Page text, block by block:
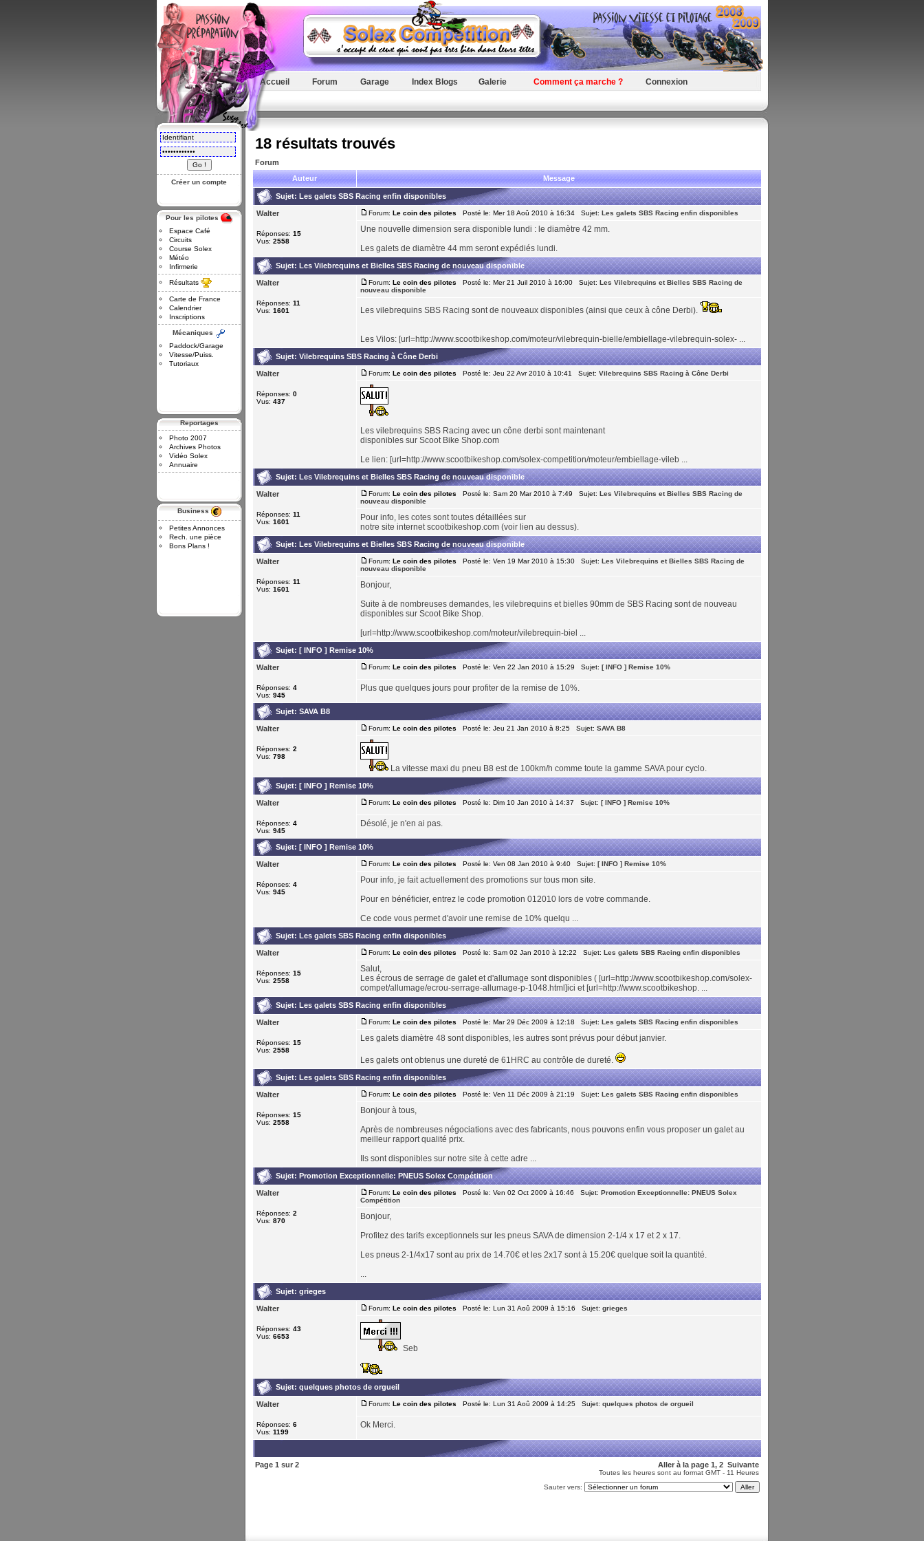
Créer un compte
Pour les pilotes
Espace Café
Circuits
Course Solex
Météo
Infirmerie
Résultats
Carte de France
Calendrier
Inscriptions
Mécaniques
Paddock/Garage
Vitesse/Puiss.
Tutoriaux
Reportages
Photo 2007
Archives Photos
Vidéo Solex
Annuaire
Business
Petites Annonces
Rech. une pièce
Bons Plans !
Accueil Forum Garage Index Blogs Galerie Comment ça marche ? Connexion
18 résultats trouvés
Forum
Auteur
Message
Sujet: Les galets SBS Racing enfin disponibles
Walter
Réponses: 15
Vus: 2558
Forum: Le coin des pilotes Posté le: Mer 18 Aoû 2010 à 16:34 Sujet: Les galets SBS Racing enfin disponibles
Une nouvelle dimension sera disponible lundi : le diamètre 42 mm.
Les galets de diamètre 44 mm seront expédiés lundi.
Sujet: Les Vilebrequins et Bielles SBS Racing de nouveau disponible
Walter
Réponses: 11
Vus: 1601
Forum: Le coin des pilotes Posté le: Mer 21 Juil 2010 à 16:00 Sujet: Les Vilebrequins et Bielles SBS Racing de
nouveau disponible
Les vilebrequins SBS Racing sont de nouveaux disponibles (ainsi que ceux à cône Derbi).
Les Vilos: [url=http://www.scootbikeshop.com/moteur/vilebrequin-bielle/embiellage-vilebrequin-solex- ...
Sujet: Vilebrequins SBS Racing à Cône Derbi
Walter
Réponses: 0
Vus: 437
Forum: Le coin des pilotes Posté le: Jeu 22 Avr 2010 à 10:41 Sujet: Vilebrequins SBS Racing à Cône Derbi
Les vilebrequins SBS Racing avec un cône derbi sont maintenant
disponibles sur Scoot Bike Shop.com
Le lien: [url=http://www.scootbikeshop.com/solex-competition/moteur/embiellage-vileb ...
Sujet: Les Vilebrequins et Bielles SBS Racing de nouveau disponible
Walter
Réponses: 11
Vus: 1601
Forum: Le coin des pilotes Posté le: Sam 20 Mar 2010 à 7:49 Sujet: Les Vilebrequins et Bielles SBS Racing de
nouveau disponible
Pour info, les cotes sont toutes détaillées sur
notre site internet scootbikeshop.com (voir lien au dessus).
Sujet: Les Vilebrequins et Bielles SBS Racing de nouveau disponible
Walter
Réponses: 11
Vus: 1601
Forum: Le coin des pilotes Posté le: Ven 19 Mar 2010 à 15:30 Sujet: Les Vilebrequins et Bielles SBS Racing de
nouveau disponible
Bonjour,
Suite à de nombreuses demandes, les vilebrequins et bielles 90mm de SBS Racing sont de nouveau
disponibles sur Scoot Bike Shop.
[url=http://www.scootbikeshop.com/moteur/vilebrequin-biel ...
Sujet: [ INFO ] Remise 10%
Walter
Réponses: 4
Vus: 945
Forum: Le coin des pilotes Posté le: Ven 22 Jan 2010 à 15:29 Sujet: [ INFO ] Remise 10%
Plus que quelques jours pour profiter de la remise de 10%.
Sujet: SAVA B8
Walter
Réponses: 2
Vus: 798
Forum: Le coin des pilotes Posté le: Jeu 21 Jan 2010 à 8:25 Sujet: SAVA B8
La vitesse maxi du pneu B8 est de 100km/h comme toute la gamme SAVA pour cyclo.
Sujet: [ INFO ] Remise 10%
Walter
Réponses: 4
Vus: 945
Forum: Le coin des pilotes Posté le: Dim 10 Jan 2010 à 14:37 Sujet: [ INFO ] Remise 10%
Désolé, je n'en ai pas.
Sujet: [ INFO ] Remise 10%
Walter
Réponses: 4
Vus: 945
Forum: Le coin des pilotes Posté le: Ven 08 Jan 2010 à 9:40 Sujet: [ INFO ] Remise 10%
Pour info, je fait actuellement des promotions sur tous mon site.
Pour en bénéficier, entrez le code promotion 012010 lors de votre commande.
Ce code vous permet d'avoir une remise de 10% quelqu ...
Sujet: Les galets SBS Racing enfin disponibles
Walter
Réponses: 15
Vus: 2558
Forum: Le coin des pilotes Posté le: Sam 02 Jan 2010 à 12:22 Sujet: Les galets SBS Racing enfin disponibles
Salut,
Les écrous de serrage de galet et d'allumage sont disponibles ( [url=http://www.scootbikeshop.com/solex-
compet/allumage/ecrou-serrage-allumage-p-1048.html]ici et [url=http://www.scootbikeshop. ...
Sujet: Les galets SBS Racing enfin disponibles
Walter
Réponses: 15
Vus: 2558
Forum: Le coin des pilotes Posté le: Mar 29 Déc 2009 à 12:18 Sujet: Les galets SBS Racing enfin disponibles
Les galets diamètre 48 sont disponibles, les autres sont prévus pour début janvier.
Les galets ont obtenus une dureté de 61HRC au contrôle de dureté.
Sujet: Les galets SBS Racing enfin disponibles
Walter
Réponses: 15
Vus: 2558
Forum: Le coin des pilotes Posté le: Ven 11 Déc 2009 à 21:19 Sujet: Les galets SBS Racing enfin disponibles
Bonjour à tous,
Après de nombreuses négociations avec des fabricants, nous pouvons enfin vous proposer un galet au
meilleur rapport qualité prix.
Ils sont disponibles sur notre site à cette adre ...
Sujet: Promotion Exceptionnelle: PNEUS Solex Compétition
Walter
Réponses: 2
Vus: 870
Forum: Le coin des pilotes Posté le: Ven 02 Oct 2009 à 16:46 Sujet: Promotion Exceptionnelle: PNEUS Solex
Compétition
Bonjour,
Profitez des tarifs exceptionnels sur les pneus SAVA de dimension 2-1/4 x 17 et 2 x 17.
Les pneus 2-1/4x17 sont au prix de 14.70€ et les 2x17 sont à 15.20€ quelque soit la quantité.
...
Sujet: grieges
Walter
Réponses: 43
Vus: 6653
Forum: Le coin des pilotes Posté le: Lun 31 Aoû 2009 à 15:16 Sujet: grieges
Seb
Sujet: quelques photos de orgueil
Walter
Réponses: 6
Vus: 1199
Forum: Le coin des pilotes Posté le: Lun 31 Aoû 2009 à 14:25 Sujet: quelques photos de orgueil
Ok Merci.
Page 1 sur 2 Aller à la page 1, 2 Suivante
Toutes les heures sont au format GMT - 11 Heures
Sauter vers: